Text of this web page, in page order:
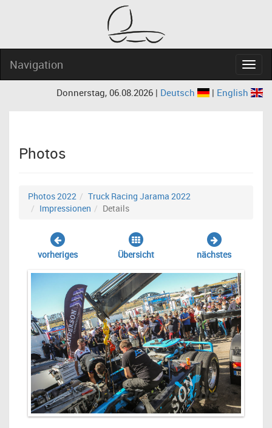
Navigation
Donnerstag, 06.08.2026 | Deutsch | English
Photos
Photos 2022
Truck Racing Jarama 2022
Impressionen
Details
vorheriges Übersicht nächstes